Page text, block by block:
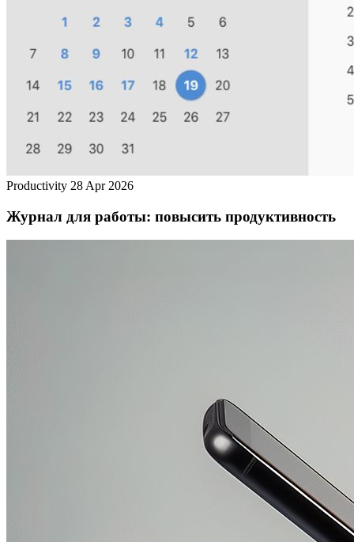
Productivity 28 Apr 2026
Журнал для работы: повысить продуктивность